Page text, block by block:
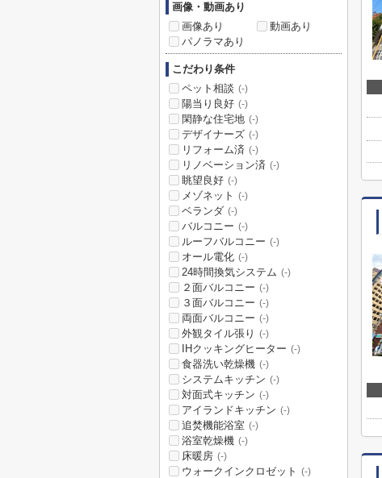
画像・動画あり
画像あり
動画あり
パノラマあり
こだわり条件
ペット相談 (-)
陽当り良好 (-)
閑静な住宅地 (-)
デザイナーズ (-)
リフォーム済 (-)
リノベーション済 (-)
眺望良好 (-)
メゾネット (-)
ベランダ (-)
バルコニー (-)
ルーフバルコニー (-)
オール電化 (-)
24時間換気システム (-)
２面バルコニー (-)
３面バルコニー (-)
両面バルコニー (-)
外観タイル張り (-)
IHクッキングヒーター (-)
食器洗い乾燥機 (-)
システムキッチン (-)
対面式キッチン (-)
アイランドキッチン (-)
追焚機能浴室 (-)
浴室乾燥機 (-)
床暖房 (-)
ウォークインクロゼット (-)